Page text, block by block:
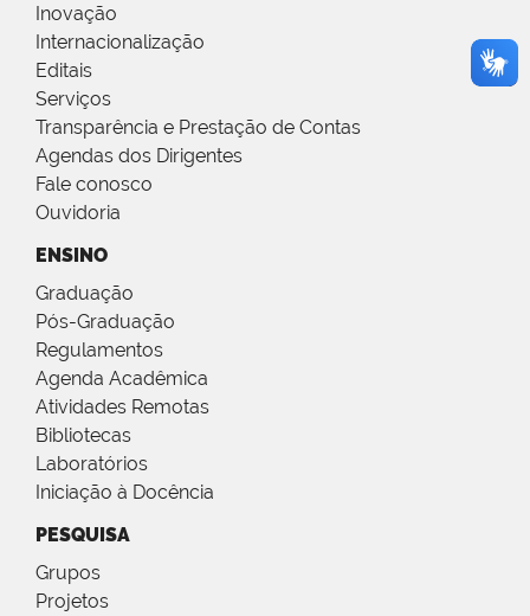
Inovação
Internacionalização
Editais
Serviços
Transparência e Prestação de Contas
Agendas dos Dirigentes
Fale conosco
Ouvidoria
ENSINO
Graduação
Pós-Graduação
Regulamentos
Agenda Acadêmica
Atividades Remotas
Bibliotecas
Laboratórios
Iniciação à Docência
PESQUISA
Grupos
Projetos